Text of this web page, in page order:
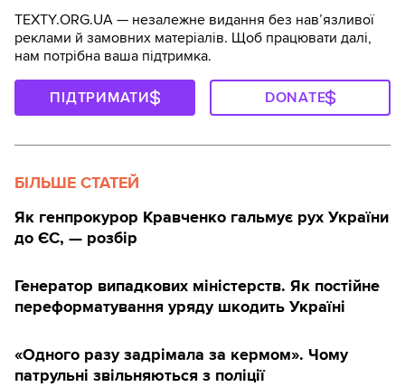
TEXTY.ORG.UA — незалежне видання без навʼязливої
реклами й замовних матеріалів. Щоб працювати далі,
нам потрібна ваша підтримка.
ПІДТРИМАТИ DONATE
БІЛЬШЕ СТАТЕЙ
Як генпрокурор Кравченко гальмує рух України
до ЄС, — розбір
Генератор випадкових міністерств. Як постійне
переформатування уряду шкодить Україні
«Одного разу задрімала за кермом». Чому
патрульні звільняються з поліції